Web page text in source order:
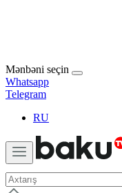
Mənbəni seçin
Whatsapp
Telegram
RU